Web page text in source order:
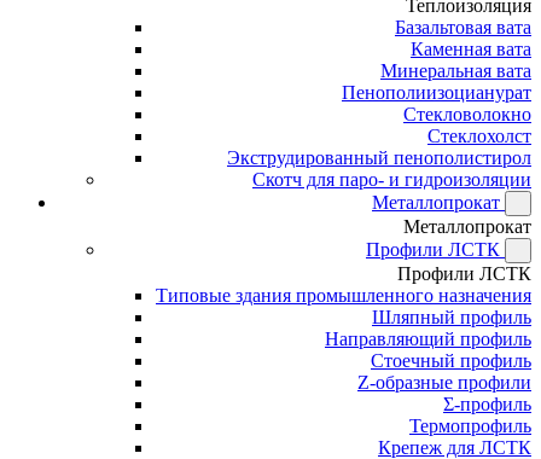
Теплоизоляция
Базальтовая вата
Каменная вата
Минеральная вата
Пенополиизоцианурат
Стекловолокно
Стеклохолст
Экструдированный пенополистирол
Скотч для паро- и гидроизоляции
Металлопрокат
Металлопрокат
Профили ЛСТК
Профили ЛСТК
Типовые здания промышленного назначения
Шляпный профиль
Направляющий профиль
Стоечный профиль
Z-образные профили
Σ-профиль
Термопрофиль
Крепеж для ЛСТК